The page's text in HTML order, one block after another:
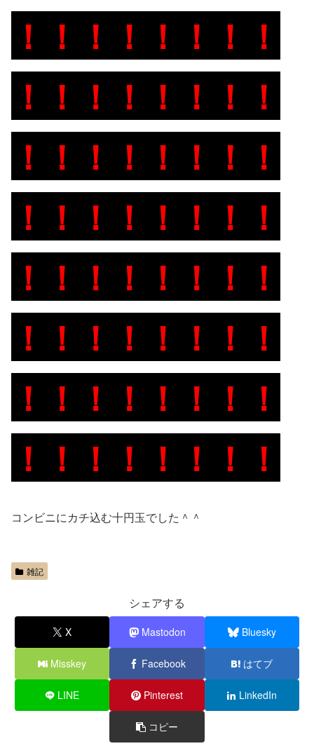
！！！！！！！！
！！！！！！！！
！！！！！！！！
！！！！！！！！
！！！！！！！！
！！！！！！！！
！！！！！！！！
！！！！！！！！
コンビニにカチ込む十円玉でした＾＾
雑記
シェアする
X Mastodon Bluesky
Misskey Facebook はてブ
LINE Pinterest LinkedIn
コピー